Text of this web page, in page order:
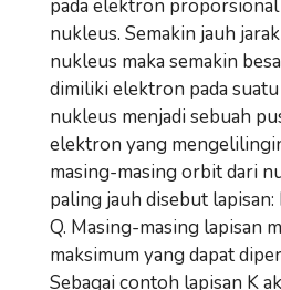
pada elektron
nukleus. Semakin jauh
nukleus maka semakin
dimiliki elektron pada
nukleus menjadi sebuah
elektron yang
masing-masing orbit dari
paling jauh disebut lapisan:
Q. Masing-masing lapisan
maksimum yang dapat
Sebagai contoh lapisan K